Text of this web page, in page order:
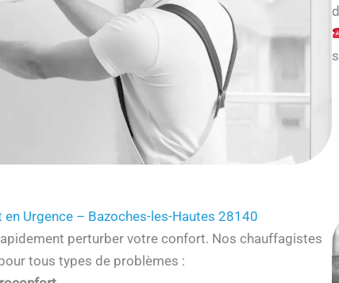
en Urgence – Bazoches-les-Hautes 28140
perturber votre confort. Nos chauffagistes
tous types de problèmes :